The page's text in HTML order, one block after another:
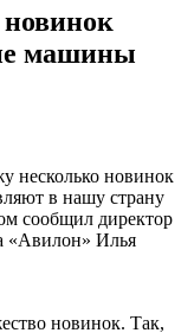
машины
несколько новинок
в нашу страну
сообщил директор
«Авилон» Илья
новинок. Так,